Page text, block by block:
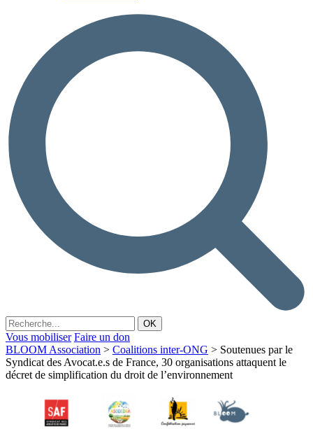
Vous mobiliser Faire un don
BLOOM Association > Coalitions inter-ONG > Soutenues par le
Syndicat des Avocat.e.s de France, 30 organisations attaquent le
décret de simplification du droit de l’environnement